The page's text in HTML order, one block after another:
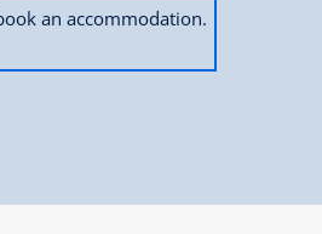
an accommodation.